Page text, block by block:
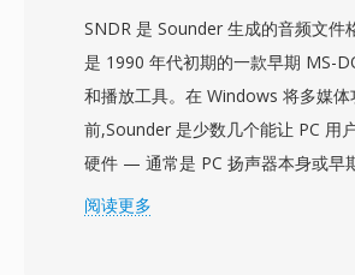
SNDR 是 Sounder 生成的音频文件
是 1990 年代初期的一款早期 MS-
和播放工具。在 Windows 将多媒体
前,Sounder 是少数几个能让 PC 用
硬件 — 通常是 PC 扬声器本身或早
— 采集和播放音频的 DOS 程序之一
阅读更多